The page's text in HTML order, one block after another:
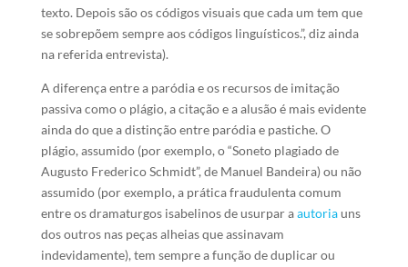
texto. Depois são os códigos visuais que cada um tem que
se sobrepõem sempre aos códigos linguísticos.”, diz ainda
na referida entrevista).
A diferença entre a paródia e os recursos de imitação
passiva como o plágio, a citação e a alusão é mais evidente
ainda do que a distinção entre paródia e pastiche. O
plágio, assumido (por exemplo, o “Soneto plagiado de
Augusto Frederico Schmidt”, de Manuel Bandeira) ou não
assumido (por exemplo, a prática fraudulenta comum
entre os dramaturgos isabelinos de usurpar aautoriauns
dos outros nas peças alheias que assinavam
indevidamente), tem sempre a função de duplicar ou